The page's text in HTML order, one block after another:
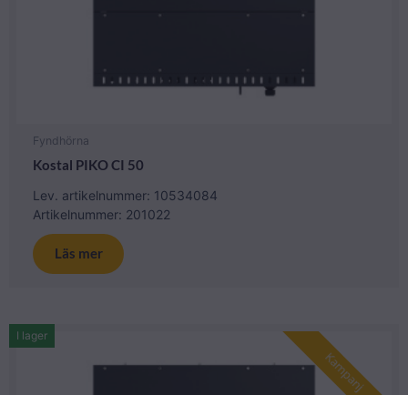
Fyndhörna
Kostal PIKO CI 50
Lev. artikelnummer: 10534084
Artikelnummer: 201022
Läs mer
Kampanj
I lager